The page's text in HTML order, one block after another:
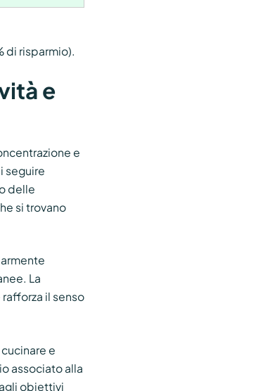
di risparmio).
e
e
seguire
delle
si trovano
La
il senso
e
associato alla
obiettivi